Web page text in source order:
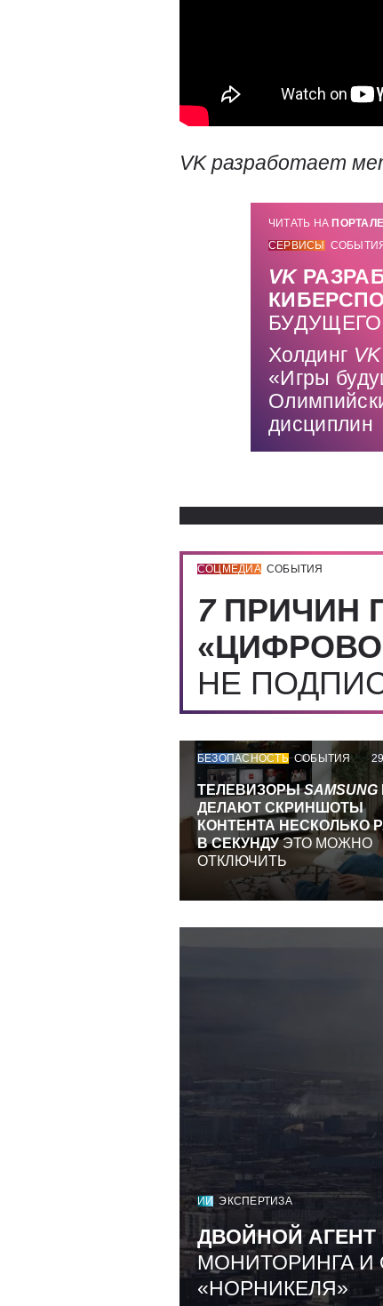
VKразработает
ЧИТАТЬ НА ПОРТАЛЕ
СЕРВИСЫ
VK
Холдинг VK
«Игры
дисциплин
СОЦМЕДИА СОБЫТИЯ
7 ПРИЧИН
НЕ
БЕЗОПАСНОСТЬ СОБЫТИЯ
ТЕЛЕВИЗОРЫSAMSUNG
ДЕЛАЮТ СКРИНШОТЫ
КОНТЕНТА НЕСКОЛЬКО
В СЕКУНДУЭТО МОЖНО
ОТКЛЮЧИТЬ
ИИ ЭКСПЕРТИЗА
ДВОЙНОЙ АГЕНТ
МОНИТОРИНГА И
«НОРНИКЕЛЯ»